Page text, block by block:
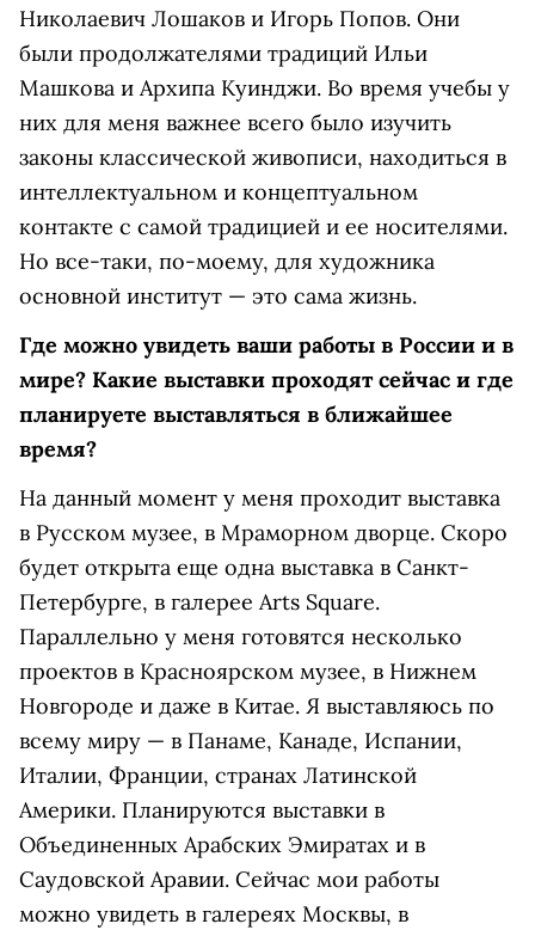
Николаевич Лошаков и Игорь Попов. Они
были продолжателями традиций Ильи
Машкова и Архипа Куинджи. Во время учебы у
них для меня важнее всего было изучить
законы классической живописи, находиться в
интеллектуальном и концептуальном
контакте с самой традицией и ее носителями.
Но все-таки, по-моему, для художника
основной институт — это сама жизнь.
Где можно увидеть ваши работы в России и в
мире? Какие выставки проходят сейчас и где
планируете выставляться в ближайшее
время?
На данный момент у меня проходит выставка
в Русском музее, в Мраморном дворце. Скоро
будет открыта еще одна выставка в Санкт-
Петербурге, в галерее Arts Square.
Параллельно у меня готовятся несколько
проектов в Красноярском музее, в Нижнем
Новгороде и даже в Китае. Я выставляюсь по
всему миру — в Панаме, Канаде, Испании,
Италии, Франции, странах Латинской
Америки. Планируются выставки в
Объединенных Арабских Эмиратах и в
Саудовской Аравии. Сейчас мои работы
можно увидеть в галереях Москвы, в